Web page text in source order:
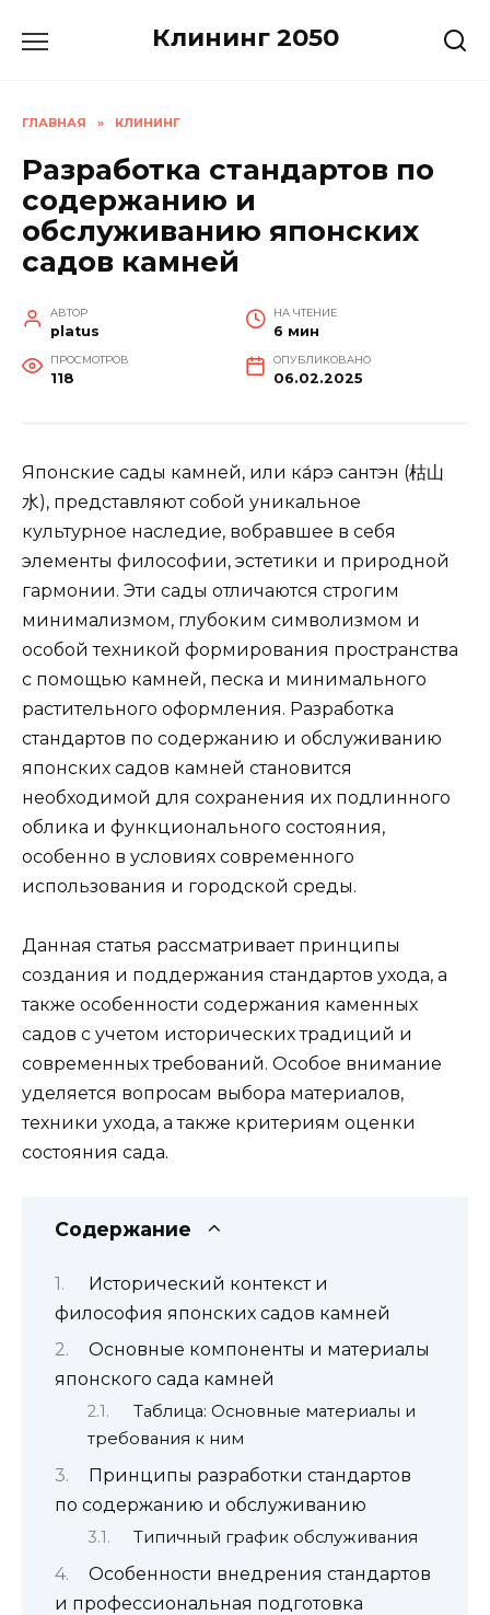
Клининг 2050
ГЛАВНАЯ » КЛИНИНГ
Разработка стандартов по
содержанию и
обслуживанию японских
садов камней
АВТОР
platus
НА ЧТЕНИЕ
6 мин
ПРОСМОТРОВ
118
ОПУБЛИКОВАНО
06.02.2025
Японские сады камней, или ка́рэ сантэн (枯山
水), представляют собой уникальное
культурное наследие, вобравшее в себя
элементы философии, эстетики и природной
гармонии. Эти сады отличаются строгим
минимализмом, глубоким символизмом и
особой техникой формирования пространства
с помощью камней, песка и минимального
растительного оформления. Разработка
стандартов по содержанию и обслуживанию
японских садов камней становится
необходимой для сохранения их подлинного
облика и функционального состояния,
особенно в условиях современного
использования и городской среды.
Данная статья рассматривает принципы
создания и поддержания стандартов ухода, а
также особенности содержания каменных
садов с учетом исторических традиций и
современных требований. Особое внимание
уделяется вопросам выбора материалов,
техники ухода, а также критериям оценки
состояния сада.
Содержание
Исторический контекст и
философия японских садов камней
Основные компоненты и материалы
японского сада камней
Таблица: Основные материалы и
требования к ним
Принципы разработки стандартов
по содержанию и обслуживанию
Типичный график обслуживания
Особенности внедрения стандартов
и профессиональная подготовка